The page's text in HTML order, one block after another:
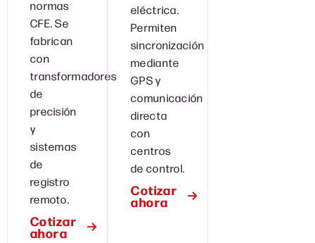
normas
CFE. Se
fabrican
con
transformadores
de
precisión
y
sistemas
de
registro
remoto.
Cotizar
ahora
eléctrica.
Permiten
sincronización
mediante
GPS y
comunicación
directa
con
centros
de control.
Cotizar
ahora